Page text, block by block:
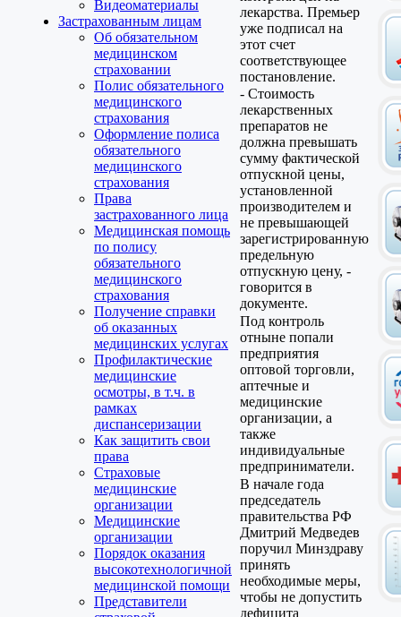
Видеоматериалы
Застрахованным лицам
Об обязательном
медицинском
страховании
Полис обязательного
медицинского
страхования
Оформление полиса
обязательного
медицинского
страхования
Права
застрахованного лица
Медицинская помощь
по полису
обязательного
медицинского
страхования
Получение справки
об оказанных
медицинских услугах
Профилактические
медицинские
осмотры, в т.ч. в
рамках
диспансеризации
Как защитить свои
права
Страховые
медицинские
организации
Медицинские
организации
Порядок оказания
высокотехнологичной
медицинской помощи
Представители
лекарства. Премьер
уже подписал на
этот счет
соответствующее
постановление.
- Стоимость
лекарственных
препаратов не
должна превышать
сумму фактической
отпускной цены,
установленной
производителем и
не превышающей
зарегистрированную
предельную
отпускную цену, -
говорится в
документе.
Под контроль
отныне попали
предприятия
оптовой торговли,
аптечные и
медицинские
организации, а
также
индивидуальные
предприниматели.
В начале года
председатель
правительства РФ
Дмитрий Медведев
поручил Минздраву
принять
необходимые меры,
чтобы не допустить
дефицита